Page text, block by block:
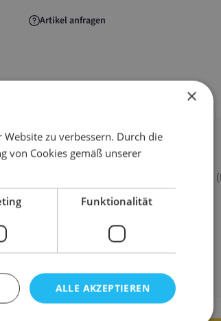
Artikel anfragen
Details
150 cm x 70 m
Rollen
×
zu verbessern. Durch die
von Cookies gemäß unserer
Funktionalität
ALLE AKZEPTIEREN